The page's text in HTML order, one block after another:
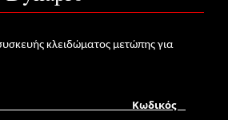
κλειδώματος μετώπης για
Κωδικός